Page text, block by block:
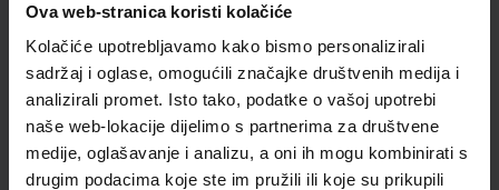
Ova web-stranica koristi kolačiće
Kolačiće upotrebljavamo kako bismo personalizirali
sadržaj i oglase, omogućili značajke društvenih medija i
analizirali promet. Isto tako, podatke o vašoj upotrebi
naše web-lokacije dijelimo s partnerima za društvene
medije, oglašavanje i analizu, a oni ih mogu kombinirati s
drugim podacima koje ste im pružili ili koje su prikupili
Omot PVC za školske
udžbenike; dimenzije
433x272; tip 167